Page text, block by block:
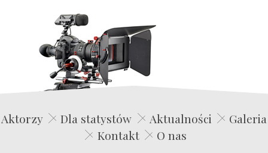
Edwin Film Agencja Aktorska
Aktorzy Dla statystów Aktualności
Galeria
Kontakt
O nas